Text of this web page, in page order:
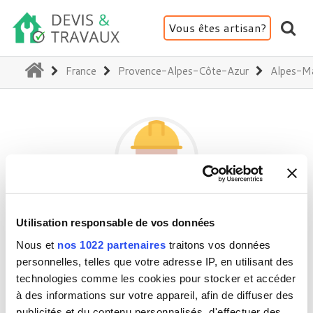
Utilisation responsable de vos données
Nous et nos 1022 partenaires traitons vos données
personnelles, telles que votre adresse IP, en utilisant des
technologies comme les cookies pour stocker et accéder
à des informations sur votre appareil, afin de diffuser des
Vous êtes artisan?
(current)
France Provence-Alpes-Côte-Azur Alpes-
BOUCHAOUR FERMETURE
MENUISERIE
06140 Coursegoules